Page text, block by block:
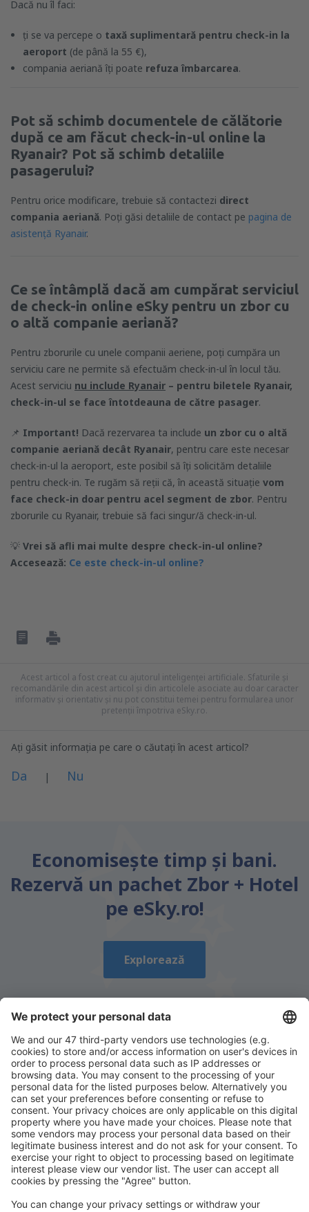
Dacă nu îl faci:
ți se va percepe o taxă suplimentară pentru check-in la
aeroport (de până la 55 €),
compania aeriană îți poate refuza îmbarcarea.
Pot să schimb documentele de călătorie
după ce am făcut check-in-ul online la
Ryanair? Pot să schimb detaliile
pasagerului?
Pentru orice modificare, trebuie să contactezi direct
compania aeriană. Poți găsi detaliile de contact pe pagina de
asistență Ryanair.
Ce se întâmplă dacă am cumpărat serviciul
de check-in online eSky pentru un zbor cu
o altă companie aeriană?
Pentru zborurile cu unele companii aeriene, poți cumpăra un
serviciu care ne permite să efectuăm check-in-ul în locul tău.
Acest serviciu nu include Ryanair – pentru biletele Ryanair,
check-in-ul se face întotdeauna de către pasager.
📌 Important! Dacă rezervarea ta include un zbor cu o altă
companie aeriană decât Ryanair, pentru care este necesar
check-in-ul la aeroport, este posibil să îți solicităm detaliile
pentru check-in. Te rugăm să reții că, în această situație vom
face check-in doar pentru acel segment de zbor. Pentru
zborurile cu Ryanair, trebuie să faci singur/ă check-in-ul.
💡 Vrei să afli mai multe despre check-in-ul online?
Accesează: Ce este check-in-ul online?
Acest articol a fost creat cu ajutorul inteligenței artificiale. Sfaturile și
recomandările din acest articol și din articolele asociate au doar caracter
informativ și orientativ și nu pot constitui temei pentru formularea unor
pretenții împotriva eSky.ro.
Ați găsit informația pe care o căutați în acest articol?
Da | Nu
Conține informații incorecte
Nu acoperă complet subiectul
Economiseşte timp și bani.
Rezervă un pachet Zbor + Hotel
pe eSky.ro!
Explorează
Descarcă aplicația noastrăși organizează-ţi
convenabil călătoriile